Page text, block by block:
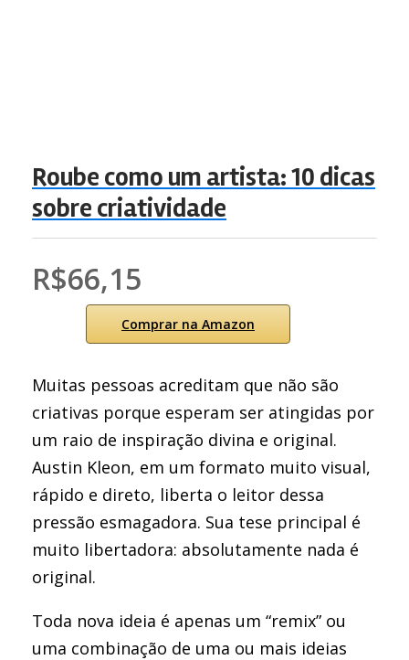
Roube como um artista: 10 dicas
sobre criatividade
R$66,15
Comprar na Amazon
Muitas pessoas acreditam que não são
criativas porque esperam ser atingidas por
um raio de inspiração divina e original.
Austin Kleon, em um formato muito visual,
rápido e direto, liberta o leitor dessa
pressão esmagadora. Sua tese principal é
muito libertadora: absolutamente nada é
original.
Toda nova ideia é apenas um “remix” ou
uma combinação de uma ou mais ideias